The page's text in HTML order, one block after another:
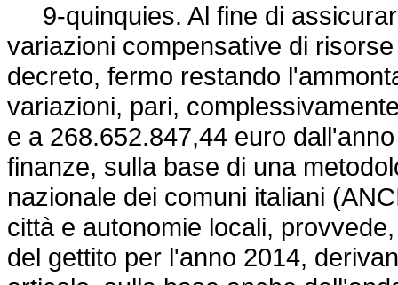
9-quinquies. Al fine di
variazioni compensative di
decreto, fermo restando
variazioni, pari,
e a 268.652.847,44 euro
finanze, sulla base di una
nazionale dei comuni italiani
città e autonomie locali,
del gettito per l'anno 2014,